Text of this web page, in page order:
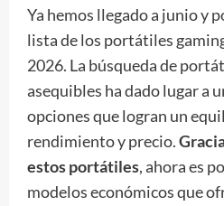
Ya hemos llegado a junio y
lista de los portátiles
2026. La búsqueda de
asequibles ha dado lugar a
opciones que logran un
rendimiento y precio.
estos portátiles, ahora es
modelos económicos que